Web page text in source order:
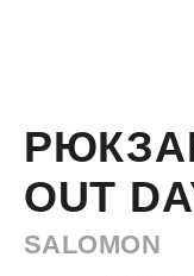
OUT
SALOMON